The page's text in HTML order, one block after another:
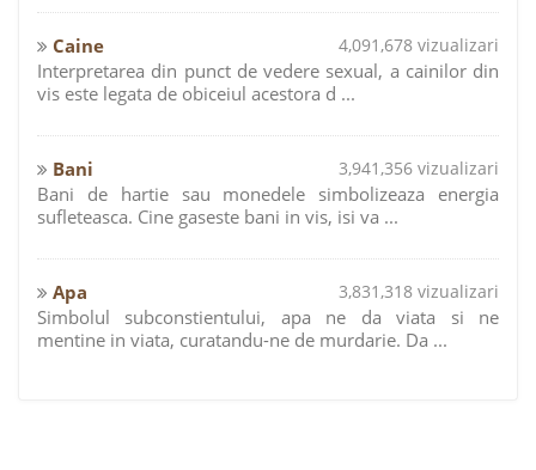
Caine 4,091,678 vizualizari
Interpretarea din punct de vedere sexual, a cainilor din
vis este legata de obiceiul acestora d ...
Bani 3,941,356 vizualizari
Bani de hartie sau monedele simbolizeaza energia
sufleteasca. Cine gaseste bani in vis, isi va ...
Apa 3,831,318 vizualizari
Simbolul subconstientului, apa ne da viata si ne
mentine in viata, curatandu-ne de murdarie. Da ...